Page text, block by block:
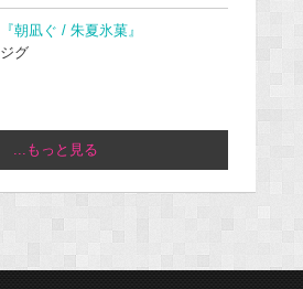
『朝凪ぐ / 朱夏氷菓』
ジグ
...もっと見る